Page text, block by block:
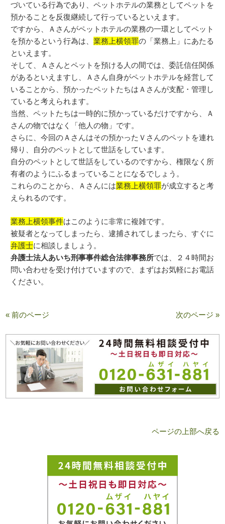
づいている行為であり、ペットホテルの業務としてペットを
預かることを反復継続して行っているといえます。
ですから、Ａさんがペットホテルの業務の一環としてペット
を預かるという行為は、業務上横領罪の「業務上」にあたる
といえます。
そして、Ａさんとペットを預ける人の間では、委託信任関係
があるといえますし、Ａさん自身がペットホテルを経営して
いることから、預かったペットたちはＡさんが支配・管理し
ていると考えられます。
当然、ペットたちは一時的に預かっているだけですから、Ａ
さんの物ではなく「他人の物」です。
さらに、今回のＡさんはその預かったＶさんのペットを連れ
帰り、自分のペットとして世話をしています。
自分のペットとして世話をしているのですから、権限なく所
有者のようにふるまっていることになるでしょう。
これらのことから、Ａさんには業務上横領罪が成立すると考
えられるのです。
業務上横領事件はこのように非常に複雑です。
被疑者となってしまったら、逮捕されてしまったら、すぐに
弁護士に相談しましょう。
弁護士法人あいち刑事事件総合法律事務所では、２４時間お
問い合わせを受け付けていますので、まずはお気軽にお電話
ください。
« 前のページ 次のページ »
ページの上部へ戻る